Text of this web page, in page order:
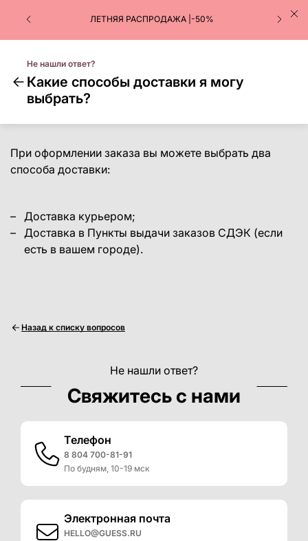
ЛЕТНЯЯ РАСПРОДАЖА |-50%
Не нашли ответ?
Какие способы доставки я могу
выбрать?
При оформлении заказа вы можете выбрать два
способа доставки:
Доставка курьером;
Доставка в Пункты выдачи заказов СДЭК (если
есть в вашем городе).
Назад к списку вопросов
Не нашли ответ?
Свяжитесь с нами
Телефон
8 804 700-81-91
По будням, 10-19 мск
Электронная почта
HELLO@GUESS.RU